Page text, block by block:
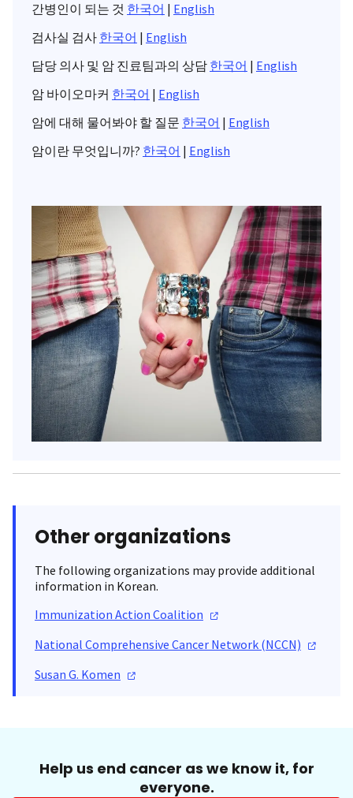
간병인이 되는 것 한국어 | English
검사실 검사 한국어 | English
담당 의사 및 암 진료팀과의 상담 한국어 | English
암 바이오마커 한국어 | English
암에 대해 물어봐야 할 질문 한국어 | English
암이란 무엇입니까? 한국어 | English
Other organizations
The following organizations may provide additional
information in Korean.
Immunization Action Coalition
National Comprehensive Cancer Network (NCCN)
Susan G. Komen
Help us end cancer as we know it, for
everyone.